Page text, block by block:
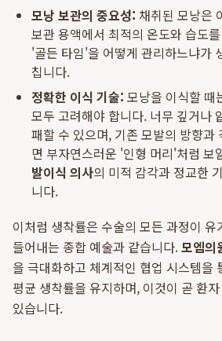
모낭 보관의 중요성: 채취된 모낭은
보관 용액에서 최적의 온도와 습도
'골든 타임'을 어떻게 관리하느냐가
칩니다.
정확한 이식 기술: 모낭을 이식할 때
모두 고려해야 합니다. 너무 깊거나
패할 수 있으며, 기존 모발의 방향과
면 부자연스러운 '인형 머리'처럼 보
발이식 의사의 미적 감각과 정교한
니다.
이처럼 생착률은 수술의 모든 과정이
들어내는 종합 예술과 같습니다.모엠의
을 극대화하고 체계적인 협업 시스템을
평균 생착률을 유지하며, 이것이 곧 환
있습니다.